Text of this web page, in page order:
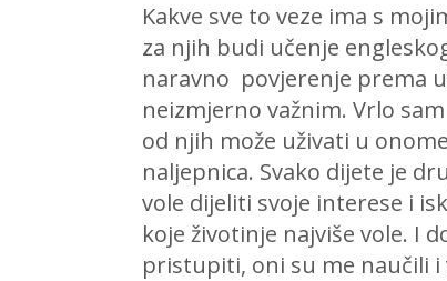
Kakve sve to veze ima s
za njih budi učenje
naravno povjerenje prema
neizmjerno važnim. Vrlo
od njih može uživati u
naljepnica. Svako dijete je
vole dijeliti svoje interese i
koje životinje najviše vole. I
pristupiti, oni su me naučili i